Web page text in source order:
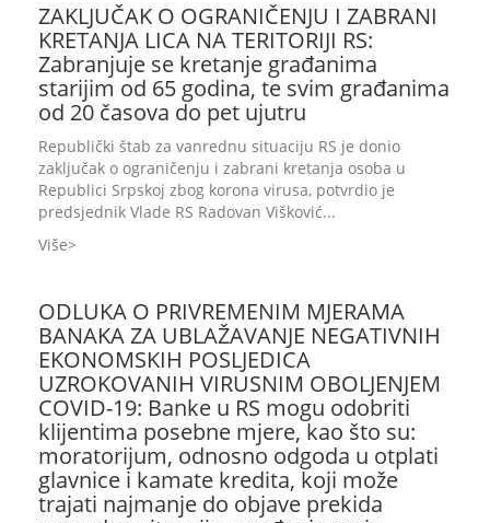
ZAKLJUČAK O OGRANIČENJU I ZABRANI
KRETANJA LICA NA TERITORIJI RS:
Zabranjuje se kretanje građanima
starijim od 65 godina, te svim građanima
od 20 časova do pet ujutru
Republički štab za vanrednu situaciju RS je donio
zaključak o ograničenju i zabrani kretanja osoba u
Republici Srpskoj zbog korona virusa, potvrdio je
predsjednik Vlade RS Radovan Višković...
Više
ODLUKA O PRIVREMENIM MJERAMA
BANAKA ZA UBLAŽAVANJE NEGATIVNIH
EKONOMSKIH POSLJEDICA
UZROKOVANIH VIRUSNIM OBOLJENJEM
COVID-19: Banke u RS mogu odobriti
klijentima posebne mjere, kao što su:
moratorijum, odnosno odgoda u otplati
glavnice i kamate kredita, koji može
trajati najmanje do objave prekida